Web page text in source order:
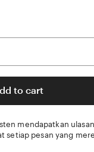
to cart
mendapatkan
setiap pesan yang